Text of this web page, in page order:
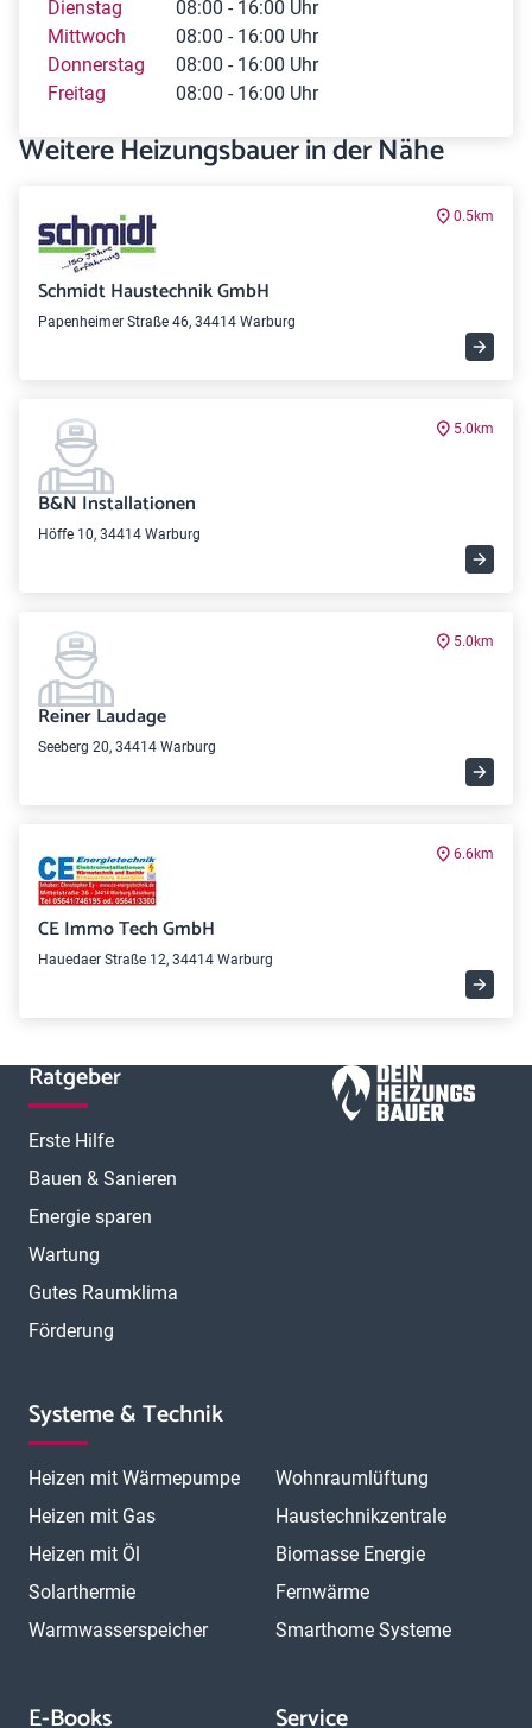
Dienstag
08:00 - 16:00 Uhr
Mittwoch
08:00 - 16:00 Uhr
Donnerstag
08:00 - 16:00 Uhr
Freitag
08:00 - 16:00 Uhr
Weitere Heizungsbauer in der Nähe
0.5km
Schmidt Haustechnik GmbH
Papenheimer Straße 46, 34414 Warburg
5.0km
B&N Installationen
Höffe 10, 34414 Warburg
5.0km
Reiner Laudage
Seeberg 20, 34414 Warburg
6.6km
CE Immo Tech GmbH
Hauedaer Straße 12, 34414 Warburg
Ratgeber
Erste Hilfe
Bauen & Sanieren
Energie sparen
Wartung
Gutes Raumklima
Förderung
Systeme & Technik
Heizen mit Wärmepumpe
Heizen mit Gas
Heizen mit Öl
Solarthermie
Warmwasserspeicher
Wohnraumlüftung
Haustechnikzentrale
Biomasse Energie
Fernwärme
Smarthome Systeme
E-Books Service